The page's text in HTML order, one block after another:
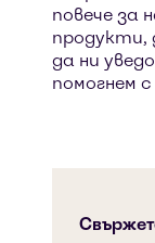
повече за
продукти,
да ни
помогнем